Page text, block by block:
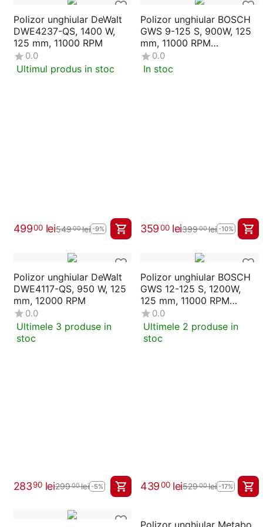
Polizor unghiular DeWalt
DWE4237-QS, 1400 W,
125 mm, 11000 RPM
0.0
Ultimul produs in stoc
49900 lei54900lei -9%
Polizor unghiular BOSCH
GWS 9-125 S, 900W, 125
mm, 11000 RPM
(0601396102)
0.0
In stoc
35900 lei39900lei -10%
Polizor unghiular DeWalt
DWE4117-QS, 950 W, 125
mm, 12000 RPM
0.0
Ultimele 3 produse in
stoc
28390 lei29900lei -5%
Polizor unghiular BOSCH
GWS 12-125 S, 1200W,
125 mm, 11000 RPM
(06013A6020)
0.0
Ultimele 2 produse in
stoc
43900 lei52900lei -17%
Polizor unghiular Metabo